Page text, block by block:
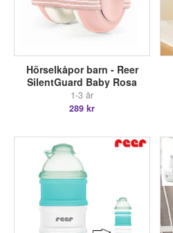
Hörselkåpor barn - Reer
SilentGuard Baby Rosa
1-3 år
289 kr